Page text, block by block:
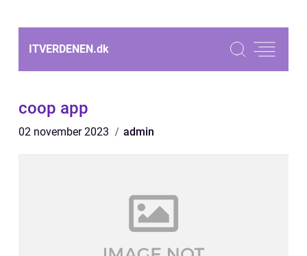
ITVERDENEN.dk
coop app
02 november 2023 admin